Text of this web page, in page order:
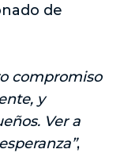
de
compromiso
y
Ver a
,